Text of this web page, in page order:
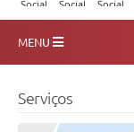
MENU
Serviços